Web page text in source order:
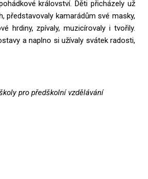
království. Děti přicházely už
představovaly kamarádům své masky,
hrdiny, zpívaly, muzicírovaly i tvořily.
a naplno si užívaly svátek radosti,
pro předškolní vzdělávání